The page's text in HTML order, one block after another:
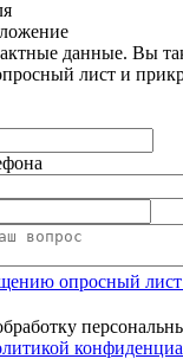
данные. Вы
лист и
опросный